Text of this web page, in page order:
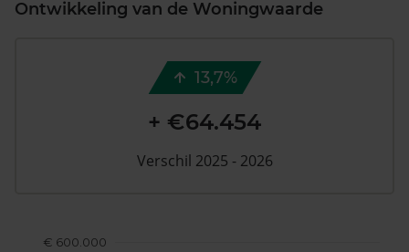
Ontwikkeling van de Woningwaarde
€ 600.000
13,7%
+ €64.454
Verschil 2025 - 2026